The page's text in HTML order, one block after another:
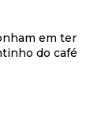
em ter
do café